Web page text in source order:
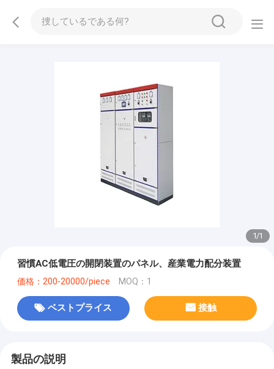
1/1
習慣AC低電圧の開閉装置のパネル、産業電力配分装置
価格：200-20000/piece MOQ：1
ベストプライス 接触
製品の説明